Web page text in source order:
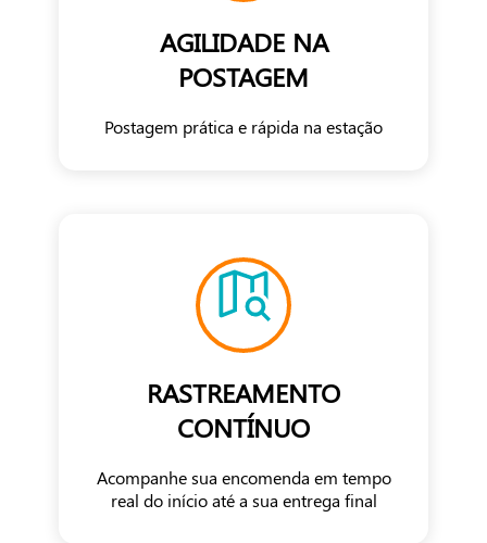
AGILIDADE NA
POSTAGEM
Postagem prática e rápida na estação
RASTREAMENTO
CONTÍNUO
Acompanhe sua encomenda em tempo
real do início até a sua entrega final